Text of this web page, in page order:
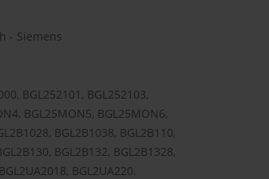
- Siemens
BGL252101, BGL252103,
BGL25MON5, BGL25MON6,
BGL2B1038, BGL2B110,
BGL2B132, BGL2B1328,
BGL2UA220.